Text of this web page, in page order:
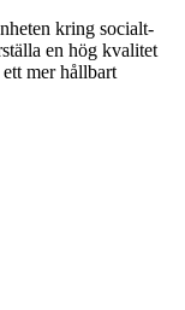
kring socialt-
en hög kvalitet
mer hållbart